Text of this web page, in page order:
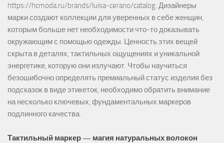
https://hcmoda.ru/brands/luisa-cerano/catalog. Дизайнеры
марки создают коллекции для уверенных в себе женщин,
которым больше нет необходимости что-то доказывать
окружающим с помощью одежды. Ценность этих вещей
скрыта в деталях, тактильных ощущениях и уникальной
энергетике, которую они излучают. Чтобы научиться
безошибочно определять премиальный статус изделия без
подсказок в виде этикеток, необходимо обратить внимание
на несколько ключевых, фундаментальных маркеров
подлинного качества.
Тактильный маркер — магия натуральных волокон